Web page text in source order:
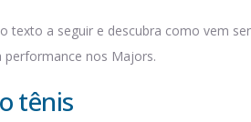
texto a seguir e descubra como vem
performance nos Majors.
tênis